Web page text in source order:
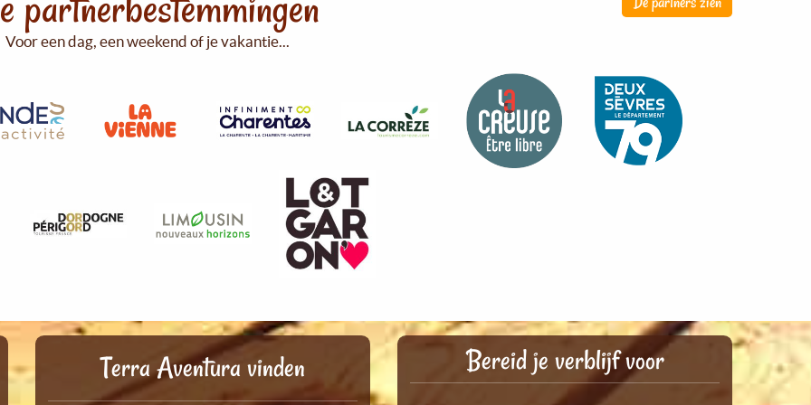
Voor een dag, een weekend of je vakantie...
Terra Aventura vinden Bereid je verblijf voor